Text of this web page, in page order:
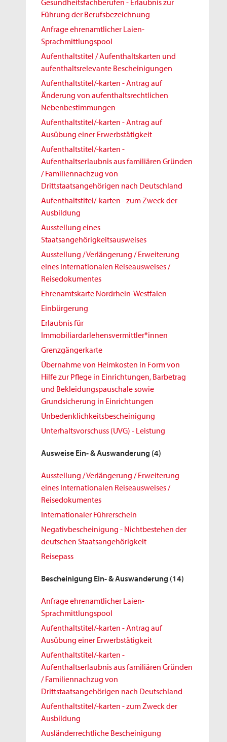
Gesundheitsfachberufen - Erlaubnis zur
Führung der Berufsbezeichnung
Anfrage ehrenamtlicher Laien-
Sprachmittlungspool
Aufenthaltstitel / Aufenthaltskarten und
aufenthaltsrelevante Bescheinigungen
Aufenthaltstitel/-karten - Antrag auf
Änderung von aufenthaltsrechtlichen
Nebenbestimmungen
Aufenthaltstitel/-karten - Antrag auf
Ausübung einer Erwerbstätigkeit
Aufenthaltstitel/-karten -
Aufenthaltserlaubnis aus familiären Gründen
/ Familiennachzug von
Drittstaatsangehörigen nach Deutschland
Aufenthaltstitel/-karten - zum Zweck der
Ausbildung
Ausstellung eines
Staatsangehörigkeitsausweises
Ausstellung / Verlängerung / Erweiterung
eines Internationalen Reiseausweises /
Reisedokumentes
Ehrenamtskarte Nordrhein-Westfalen
Einbürgerung
Erlaubnis für
Immobiliardarlehensvermittler*innen
Grenzgängerkarte
Übernahme von Heimkosten in Form von
Hilfe zur Pflege in Einrichtungen, Barbetrag
und Bekleidungspauschale sowie
Grundsicherung in Einrichtungen
Unbedenklichkeitsbescheinigung
Unterhaltsvorschuss (UVG) - Leistung
Ausweise Ein- & Auswanderung (4)
Ausstellung / Verlängerung / Erweiterung
eines Internationalen Reiseausweises /
Reisedokumentes
Internationaler Führerschein
Negativbescheinigung - Nichtbestehen der
deutschen Staatsangehörigkeit
Reisepass
Bescheinigung Ein- & Auswanderung (14)
Anfrage ehrenamtlicher Laien-
Sprachmittlungspool
Aufenthaltstitel/-karten - Antrag auf
Ausübung einer Erwerbstätigkeit
Aufenthaltstitel/-karten -
Aufenthaltserlaubnis aus familiären Gründen
/ Familiennachzug von
Drittstaatsangehörigen nach Deutschland
Aufenthaltstitel/-karten - zum Zweck der
Ausbildung
Ausländerrechtliche Bescheinigung